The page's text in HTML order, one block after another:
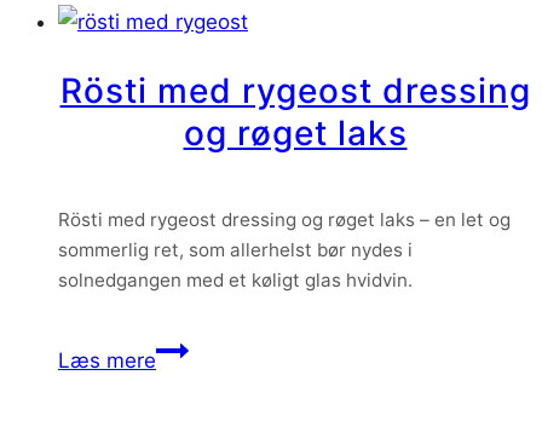
bolognese
grøntsager
quinoa
Rösti med rygeost dressing
og røget laks
Rösti med rygeost dressing og røget laks – en let og
sommerlig ret, som allerhelst bør nydes i
solnedgangen med et køligt glas hvidvin.
Læs mereRösti